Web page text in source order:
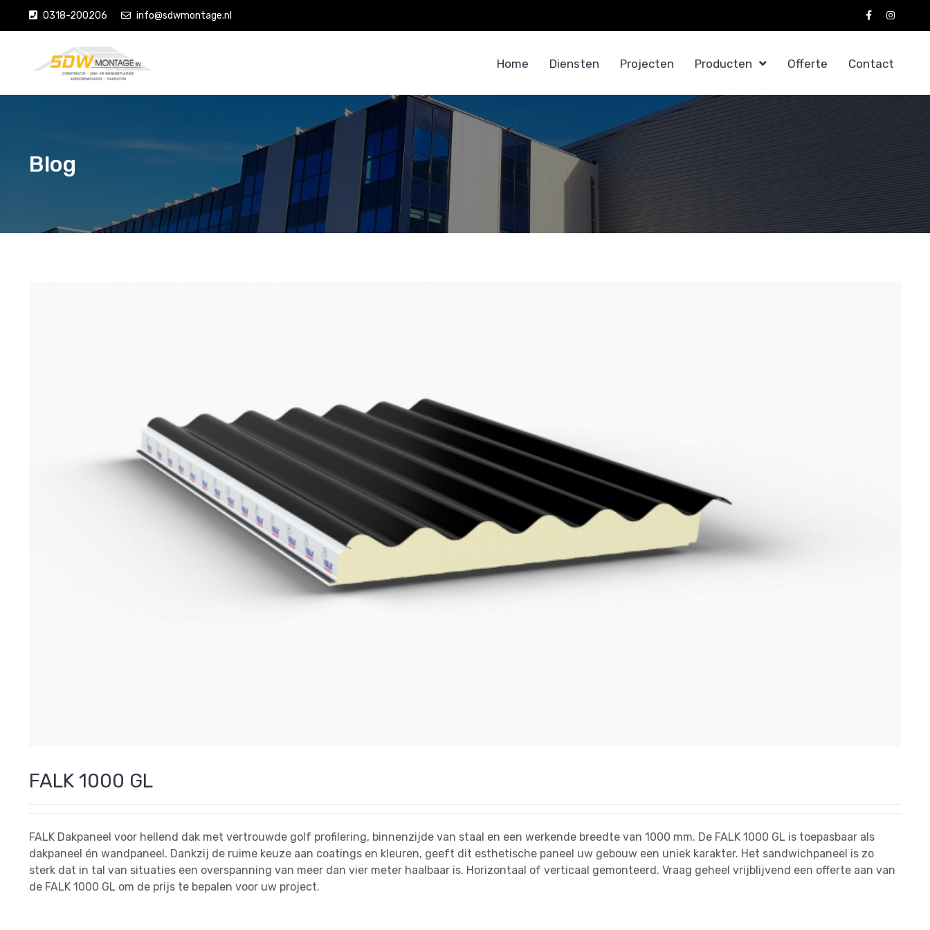
0318-200206 info@sdwmontage.nl
Home Diensten Projecten Producten Offerte Contact
Blog
FALK 1000 GL
FALK Dakpaneel voor hellend dak met vertrouwde golf profilering, binnenzijde van staal en een werkende breedte van 1000 mm. De FALK 1000 GL is toepasbaar als
dakpaneel én wandpaneel. Dankzij de ruime keuze aan coatings en kleuren, geeft dit esthetische paneel uw gebouw een uniek karakter. Het sandwichpaneel is zo
sterk dat in tal van situaties een overspanning van meer dan vier meter haalbaar is. Horizontaal of verticaal gemonteerd. Vraag geheel vrijblijvend een offerte aan van
de FALK 1000 GL om de prijs te bepalen voor uw project.